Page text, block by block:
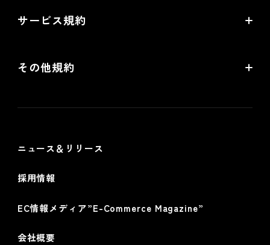
サービス規約
futureshop omni-channelサービス規約
その他規約
ニュース＆リリース
採用情報
EC情報メディア”E-Commerce Magazine”
会社概要